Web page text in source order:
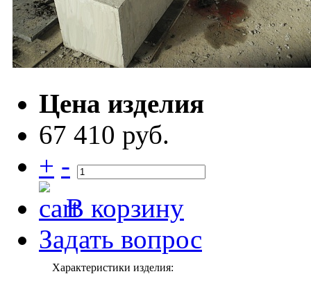
Цена изделия
67 410 руб.
+ -
В корзину
Задать вопрос
Характеристики изделия: